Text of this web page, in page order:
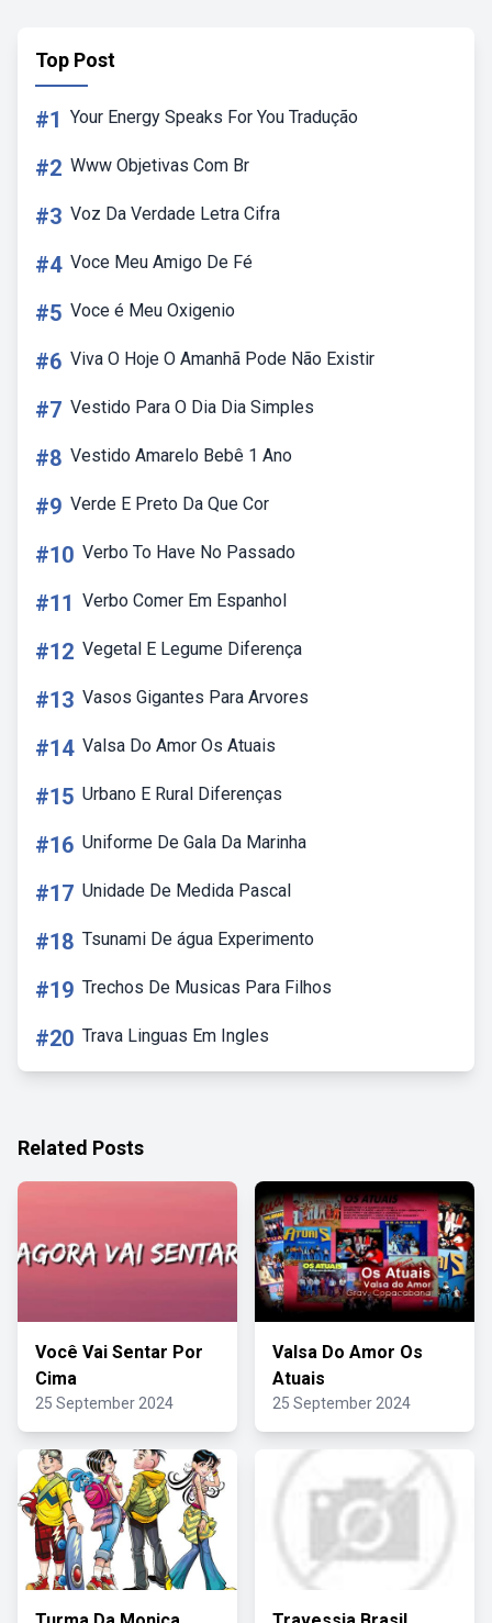
Top Post
#1 Your Energy Speaks For You Tradução
#2 Www Objetivas Com Br
#3 Voz Da Verdade Letra Cifra
#4 Voce Meu Amigo De Fé
#5 Voce é Meu Oxigenio
#6 Viva O Hoje O Amanhã Pode Não Existir
#7 Vestido Para O Dia Dia Simples
#8 Vestido Amarelo Bebê 1 Ano
#9 Verde E Preto Da Que Cor
#10 Verbo To Have No Passado
#11 Verbo Comer Em Espanhol
#12 Vegetal E Legume Diferença
#13 Vasos Gigantes Para Arvores
#14 Valsa Do Amor Os Atuais
#15 Urbano E Rural Diferenças
#16 Uniforme De Gala Da Marinha
#17 Unidade De Medida Pascal
#18 Tsunami De água Experimento
#19 Trechos De Musicas Para Filhos
#20 Trava Linguas Em Ingles
Related Posts
Você Vai Sentar Por
Cima
25 September 2024
Valsa Do Amor Os
Atuais
25 September 2024